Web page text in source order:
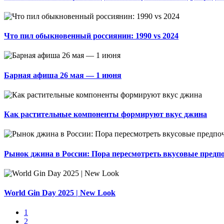
Что пил обыкновенный россиянин: 1990 vs 2024
Барная афиша 26 мая — 1 июня
Как растительные компоненты формируют вкус джина
Рынок джина в России: Пора пересмотреть вкусовые
World Gin Day 2025 | New Look
1
2